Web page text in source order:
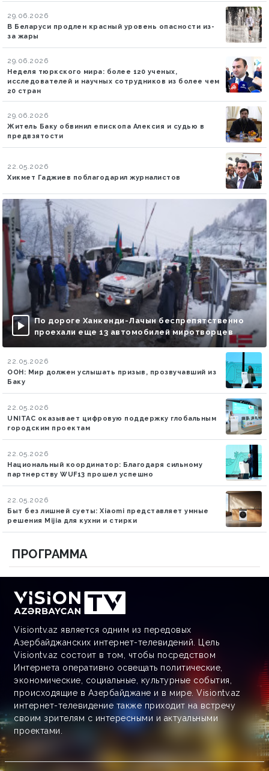
29.06.2026
В Беларуси продлен красный уровень опасности из-
за жары
29.06.2026
Неделя тюркского мира: более 120 ученых,
исследователей и научных сотрудников из более чем
20 стран
29.06.2026
Житель Баку обвинил епископа Алексия и судью в
предвзятости
22.05.2026
Хикмет Гаджиев поблагодарил журналистов
По дороге Ханкенди-Лачын беспрепятственно
проехали еще 13 автомобилей миротворцев
22.05.2026
ООН: Мир должен услышать призыв, прозвучавший из
Баку
22.05.2026
UNITAC оказывает цифровую поддержку глобальным
городским проектам
22.05.2026
Национальный координатор: Благодаря сильному
партнерству WUF13 прошел успешно
22.05.2026
Быт без лишней суеты: Xiaomi представляет умные
решения Mijia для кухни и стирки
ПРОГРАММА
Visiontv.az является одним из передовых
Азербайджанских интернет-телевидений. Цель
Visiontv.az состоит в том, чтобы посредством
Интернета оперативно освещать политические,
экономические, социальные, культурные события,
происходящие в Азербайджане и в мире. Visiontv.az
интернет-телевидение также приходит на встречу
своим зрителям с интересными и актуальными
проектами.